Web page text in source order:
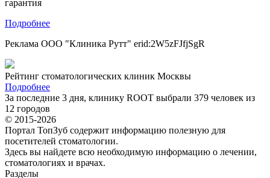
гарантия
Подробнее
Реклама ООО "Клиника Рутт" erid:2W5zFJfjSgR
Рейтинг стоматологических клиник Москвы
Подробнее
За последние 3 дня, клинику ROOT выбрали 379 человек из
12 городов
© 2015-2026
Портал ТопЗуб содержит информацию полезную для
посетителей стоматологии.
Здесь вы найдете всю необходимую информацию о лечении,
стоматологиях и врачах.
Разделы